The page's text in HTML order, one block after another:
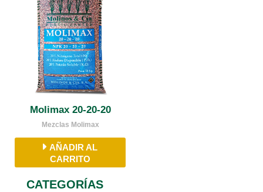
CATEGORÍAS
Molimax 20-20-20
Mezclas Molimax
AÑADIR AL
CARRITO